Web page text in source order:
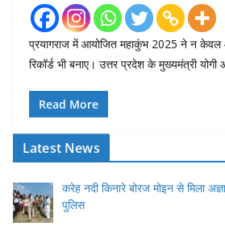
प्रयागराज में आयोजित महाकुंभ 2025 ने न केवल
रिकॉर्ड भी बनाए। उत्तर प्रदेश के मुख्यमंत्री योगी
Read More
Latest News
करेह नदी किनारे बोरज मोइन से मिला
पुलिस